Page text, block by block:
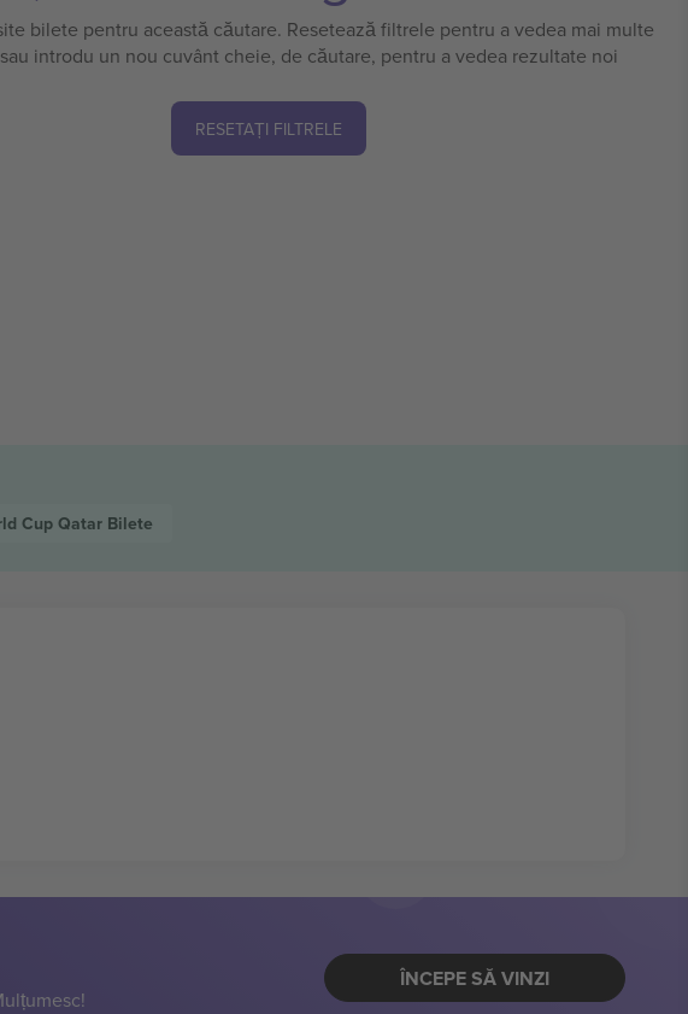
bilete pentru această căutare. Resetează filtrele pentru a vedea mai multe
introdu un nou cuvânt cheie, de căutare, pentru a vedea rezultate noi
RESETAȚI FILTRELE
Cup Qatar Bilete
ÎNCEPE SĂ VINZI